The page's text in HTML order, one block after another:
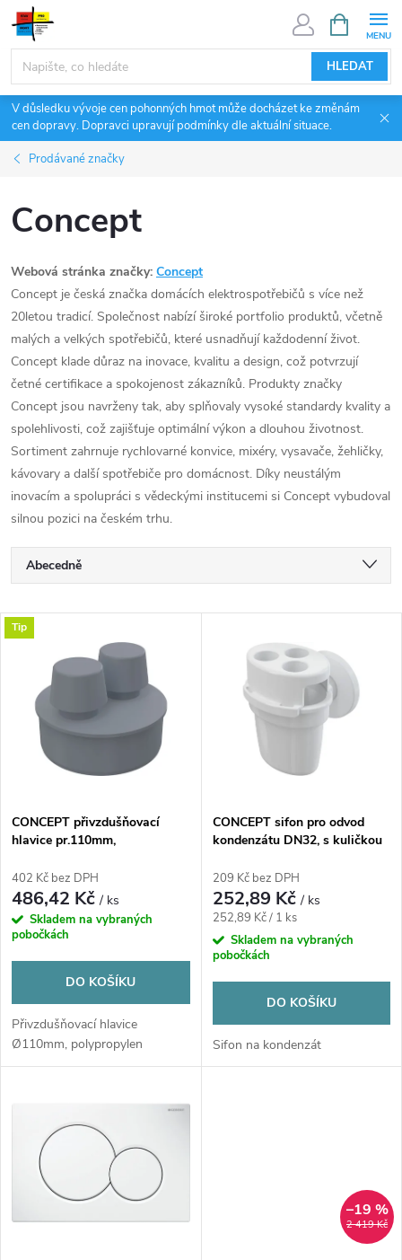
Přejít
obsah
HLEDAT
NÁKUPNÍ
KOŠÍK
V důsledku vývoje cen pohonných hmot může docházet ke změnám
cen dopravy. Dopravci upravují podmínky dle aktuální situace.
Prodávané značky
Concept
Webová stránka značky: Concept
Concept je česká značka domácích elektrospotřebičů s více než
20letou tradicí. Společnost nabízí široké portfolio produktů, včetně
malých a velkých spotřebičů, které usnadňují každodenní život.
Concept klade důraz na inovace, kvalitu a design, což potvrzují
četné certifikace a spokojenost zákazníků. Produkty značky
Concept jsou navrženy tak, aby splňovaly vysoké standardy kvality a
spolehlivosti, což zajišťuje optimální výkon a dlouhou životnost.
Sortiment zahrnuje rychlovarné konvice, mixéry, vysavače, žehličky,
kávovary a další spotřebiče pro domácnost. Díky neustálým
inovacím a spolupráci s vědeckými institucemi si Concept vybudoval
silnou pozici na českém trhu.
Ř
a
p
r
o
d
u
k
t
Abecedně
Nejdražší
Nejprodávanější
V
s
p
r
o
d
u
k
Tip
CONCEPT přivzdušňovací
hlavice pr.110mm,
402 Kč bez DPH
486,42 Kč/ ks
Skladem na vybraných
pobočkách
DO KOŠÍKU
Přivzdušňovací hlavice
Ø110mm, polypropylen
CONCEPT sifon pro odvod
kondenzátu DN32, s kuličkou
209 Kč bez DPH
252,89 Kč/ ks
Měrná
cena:
252,89 Kč / 1 ks
Skladem na vybraných
pobočkách
DO KOŠÍKU
Sifon na kondenzát
2 419 Kč
–19 %